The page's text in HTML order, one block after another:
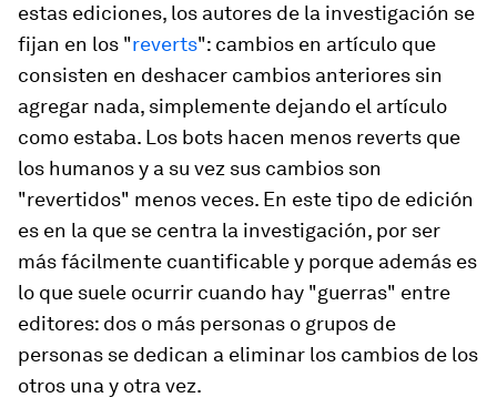
estas ediciones, los autores de la investigación se
fijan en los "reverts": cambios en artículo que
consisten en deshacer cambios anteriores sin
agregar nada, simplemente dejando el artículo
como estaba. Los bots hacen menos reverts que
los humanos y a su vez sus cambios son
"revertidos" menos veces. En este tipo de edición
es en la que se centra la investigación, por ser
más fácilmente cuantificable y porque además es
lo que suele ocurrir cuando hay "guerras" entre
editores: dos o más personas o grupos de
personas se dedican a eliminar los cambios de los
otros una y otra vez.